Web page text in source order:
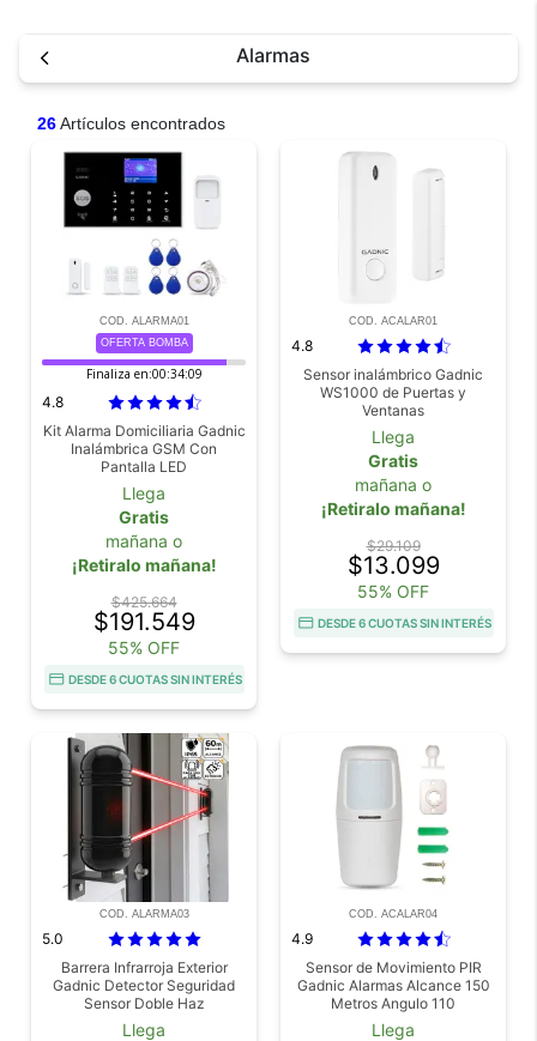
Alarmas
26Artículos encontrados
COD. ALARMA01
OFERTA BOMBA
Finaliza en:00:34:08
4.8
Kit Alarma Domiciliaria Gadnic
Inalámbrica GSM Con
Pantalla LED
Llega
Gratis
mañana o
¡Retiralo mañana!
$425.664
$191.549
55% OFF
DESDE 6 CUOTAS SIN INTERÉS
COD. ACALAR01
4.8
Sensor inalámbrico Gadnic
WS1000 de Puertas y
Ventanas
Llega
Gratis
mañana o
¡Retiralo mañana!
$29.109
$13.099
55% OFF
DESDE 6 CUOTAS SIN INTERÉS
COD. ALARMA03
5.0
Barrera Infrarroja Exterior
Gadnic Detector Seguridad
Sensor Doble Haz
Llega
COD. ACALAR04
4.9
Sensor de Movimiento PIR
Gadnic Alarmas Alcance 150
Metros Angulo 110
Frecuencia 433 MHz
Llega